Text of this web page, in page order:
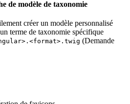
de modèle de taxonomie
créer un modèle personnalisé
terme de taxonomie spécifique
(Demande